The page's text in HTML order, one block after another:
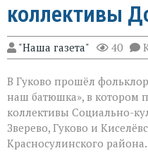
коллективы
"Наша газета" 40
В Гуково прошёл
наш батюшка», в котором
коллективы Социально-
Зверево, Гуково и
Красносулинского района.